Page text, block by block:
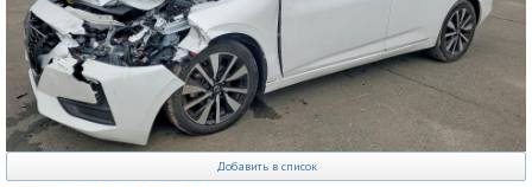
Добавить в список